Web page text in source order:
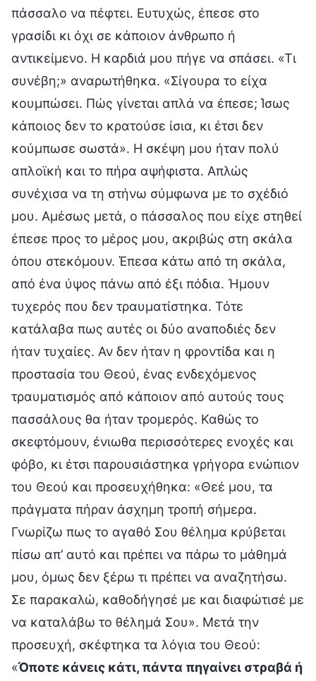
πάσσαλο να πέφτει. Ευτυχώς, έπεσε στο
γρασίδι κι όχι σε κάποιον άνθρωπο ή
αντικείμενο. Η καρδιά μου πήγε να σπάσει. «Τι
συνέβη;» αναρωτήθηκα. «Σίγουρα το είχα
κουμπώσει. Πώς γίνεται απλά να έπεσε; Ίσως
κάποιος δεν το κρατούσε ίσια, κι έτσι δεν
κούμπωσε σωστά». Η σκέψη μου ήταν πολύ
απλοϊκή και το πήρα αψήφιστα. Απλώς
συνέχισα να τη στήνω σύμφωνα με το σχέδιό
μου. Αμέσως μετά, ο πάσσαλος που είχε στηθεί
έπεσε προς το μέρος μου, ακριβώς στη σκάλα
όπου στεκόμουν. Έπεσα κάτω από τη σκάλα,
από ένα ύψος πάνω από έξι πόδια. Ήμουν
τυχερός που δεν τραυματίστηκα. Τότε
κατάλαβα πως αυτές οι δύο αναποδιές δεν
ήταν τυχαίες. Αν δεν ήταν η φροντίδα και η
προστασία του Θεού, ένας ενδεχόμενος
τραυματισμός από κάποιον από αυτούς τους
πασσάλους θα ήταν τρομερός. Καθώς το
σκεφτόμουν, ένιωθα περισσότερες ενοχές και
φόβο, κι έτσι παρουσιάστηκα γρήγορα ενώπιον
του Θεού και προσευχήθηκα: «Θεέ μου, τα
πράγματα πήραν άσχημη τροπή σήμερα.
Γνωρίζω πως το αγαθό Σου θέλημα κρύβεται
πίσω απ’ αυτό και πρέπει να πάρω το μάθημά
μου, όμως δεν ξέρω τι πρέπει να αναζητήσω.
Σε παρακαλώ, καθοδήγησέ με και διαφώτισέ με
να καταλάβω το θέλημά Σου». Μετά την
προσευχή, σκέφτηκα τα λόγια του Θεού:
«Όποτε κάνεις κάτι, πάντα πηγαίνει στραβά ή